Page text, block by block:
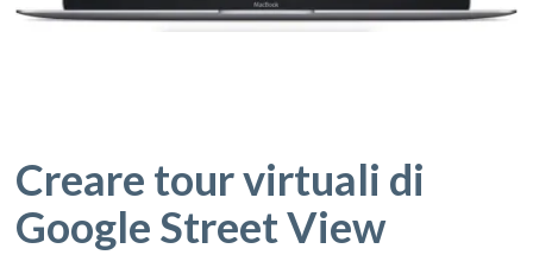
Creare tour virtuali di
Google Street View